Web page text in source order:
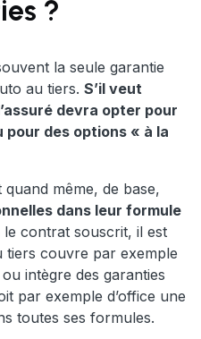
?
la seule garantie
au tiers. S’il veut
devra opter pour
des options « à la
même, de base,
dans leur formule
le contrat souscrit, il est
tiers couvre par exemple
intègre des garanties
par exemple d’office une
toutes ses formules.